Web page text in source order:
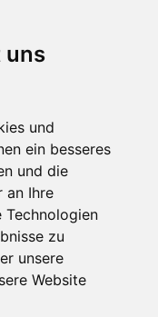
uns
und
ein besseres
und die
an Ihre
Technologien
zu
unsere
Website